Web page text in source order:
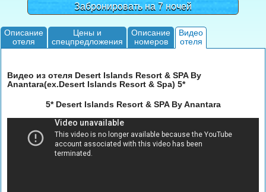
Забронировать на 7 ночей
Описание
отеля
Цены и
спецпредложения
Описание
номеров
Видео
отеля
Видео из отеля Desert Islands Resort & SPA By
Anantara(ex.Desert Islands Resort & Spa) 5*
5* Desert Islands Resort & SPA By Anantara